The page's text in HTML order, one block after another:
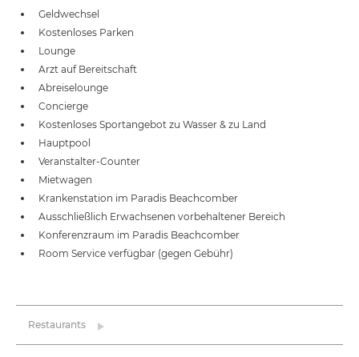
Geldwechsel
Kostenloses Parken
Lounge
Arzt auf Bereitschaft
Abreiselounge
Concierge
Kostenloses Sportangebot zu Wasser & zu Land
Hauptpool
Veranstalter-Counter
Mietwagen
Krankenstation im Paradis Beachcomber
Ausschließlich Erwachsenen vorbehaltener Bereich
Konferenzraum im Paradis Beachcomber
Room Service verfügbar (gegen Gebühr)
Restaurants